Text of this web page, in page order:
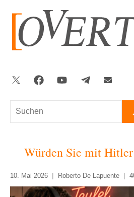
springen
Suchen
Twitter FacebookYouTubeTelegram
Würden Sie mit Hitler
10. Mai 2026 Roberto De Lapuente